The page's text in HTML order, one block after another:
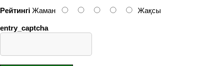
Рейтингі Жаман Жақсы
entry_captcha